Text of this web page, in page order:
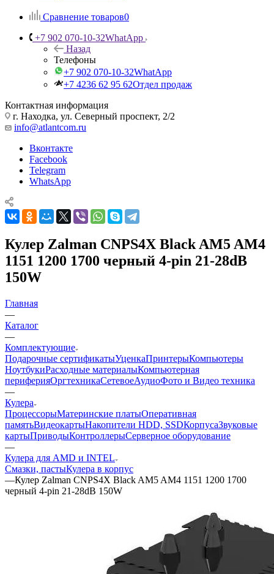
Сравнение товаров0
+7 902 070-10-32WhatApp
Назад
Телефоны
+7 902 070-10-32WhatApp
+7 4236 62 95 62Отдел продаж
Контактная информация
г. Находка, ул. Северный проспект, 2/2
info@atlantcom.ru
Вконтакте
Facebook
Telegram
WhatsApp
Кулер Zalman CNPS4X Black AM5 AM4
1151 1200 1700 черный 4-pin 21-28dB
150W
Главная
—
Каталог
—
Комплектующие
Подарочные сертификатыУценкаПринтерыКомпьютеры
НоутбукиРасходные материалыКомпьютерная
периферияОргтехникаСетевоеАудиоФото и Видео техника
—
Кулера
ПроцессорыМатеринские платыОперативная
памятьВидеокартыНакопители HDD, SSDКорпусаЗвуковые
картыПриводыКонтроллерыCерверное оборудование
—
Кулера для AMD и INTEL
Смазки, пастыКулера в корпус
—Кулер Zalman CNPS4X Black AM5 AM4 1151 1200 1700
черный 4-pin 21-28dB 150W